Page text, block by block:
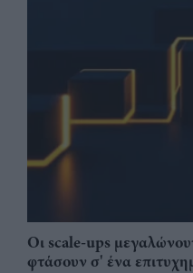
Οι scale-ups
φτάσουν σ' ένα